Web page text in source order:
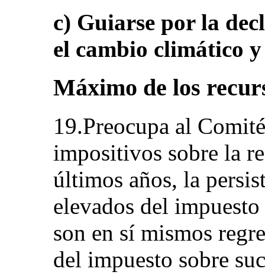
c) Guiarse por la
el cambio climático
Máximo de los
19.Preocupa al
impositivos sobre la
últimos años, la
elevados del
son en sí mismos
del impuesto sobre